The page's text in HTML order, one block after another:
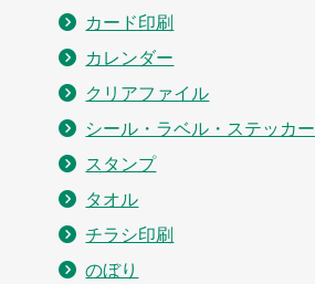
カード印刷
カレンダー
クリアファイル
シール・ラベル・ステッカー
スタンプ
タオル
チラシ印刷
のぼり